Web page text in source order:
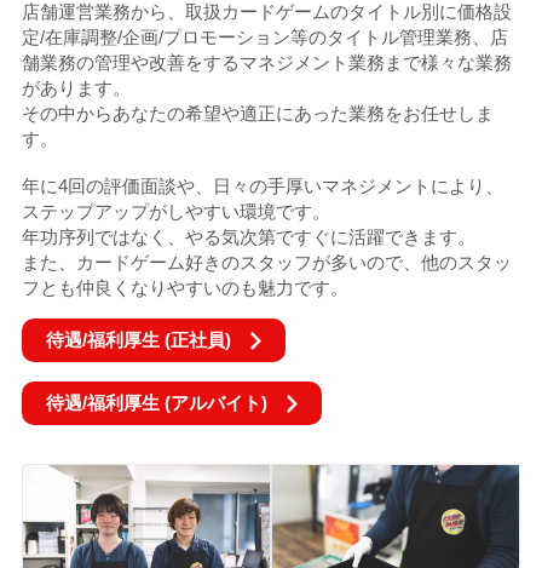
店舗運営業務から、 取扱カードゲームのタイトル別に価格設
定/在庫調整/企画/プロモーション等のタイトル管理業務、店
舗業務の管理や改善をするマネジメント業務まで様々な業務
があります。
その中からあなたの希望や適正にあった業務をお任せしま
す。
年に4回の評価面談や、日々の手厚いマネジメントにより、
ステップアップがしやすい環境です。
年功序列ではなく、やる気次第ですぐに活躍できます。
また、カードゲーム好きのスタッフが多いので、他のスタッ
フとも仲良くなりやすいのも魅力です。
待遇/福利厚生 (正社員)
待遇/福利厚生 (アルバイト)